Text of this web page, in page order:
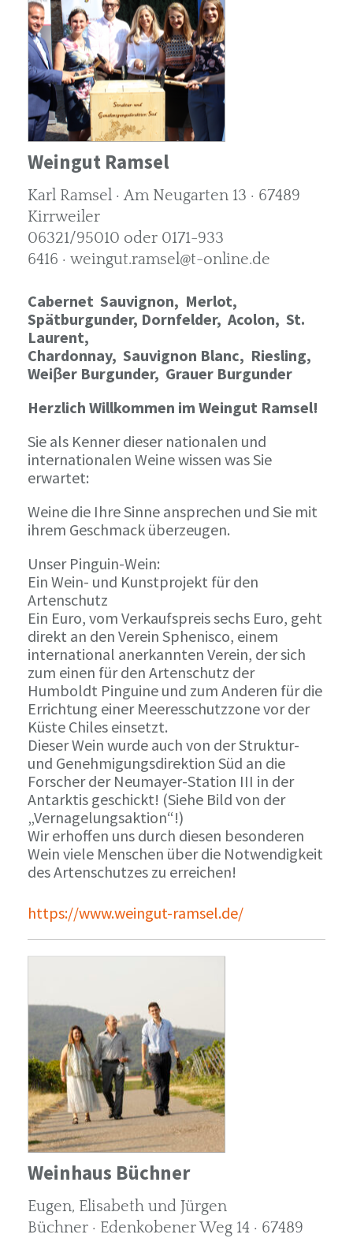
Weingut Ramsel
Karl Ramsel · Am Neugarten 13 · 67489
Kirrweiler
06321/95010 oder 0171-933
6416 · weingut.ramsel@t-online.de
Cabernet Sauvignon, Merlot,
Spätburgunder, Dornfelder, Acolon, St.
Laurent,
Chardonnay, Sauvignon Blanc, Riesling,
Weiβer Burgunder, Grauer Burgunder
Herzlich Willkommen im Weingut Ramsel!
Sie als Kenner dieser nationalen und
internationalen Weine wissen was Sie
erwartet:
Weine die Ihre Sinne ansprechen und Sie mit
ihrem Geschmack überzeugen.
Unser Pinguin-Wein:
Ein Wein- und Kunstprojekt für den
Artenschutz
Ein Euro, vom Verkaufspreis sechs Euro, geht
direkt an den Verein Sphenisco, einem
international anerkannten Verein, der sich
zum einen für den Artenschutz der
Humboldt Pinguine und zum Anderen für die
Errichtung einer Meeresschutzzone vor der
Küste Chiles einsetzt.
Dieser Wein wurde auch von der Struktur-
und Genehmigungsdirektion Süd an die
Forscher der Neumayer-Station III in der
Antarktis geschickt! (Siehe Bild von der
„Vernagelungsaktion“!)
Wir erhoffen uns durch diesen besonderen
Wein viele Menschen über die Notwendigkeit
des Artenschutzes zu erreichen!
https://www.weingut-ramsel.de/
Weinhaus Büchner
Eugen, Elisabeth und Jürgen
Büchner · Edenkobener Weg 14 · 67489